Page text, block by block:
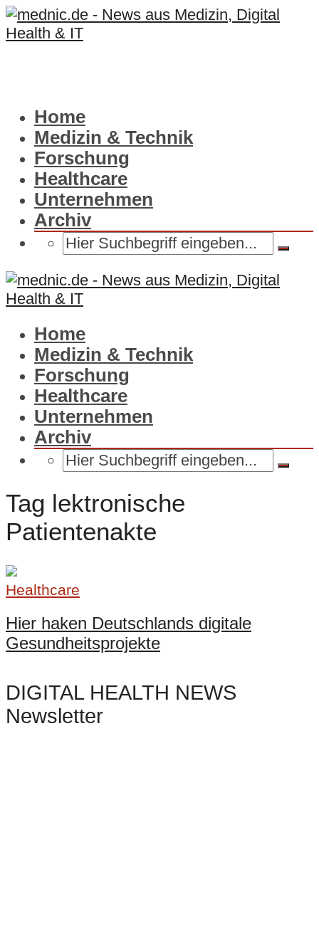
Home
Medizin & Technik
Forschung
Healthcare
Unternehmen
Archiv
Home
Medizin & Technik
Forschung
Healthcare
Unternehmen
Archiv
Tag lektronische
Patientenakte
Healthcare
Hier haken Deutschlands digitale
Gesundheitsprojekte
DIGITAL HEALTH NEWS
Newsletter